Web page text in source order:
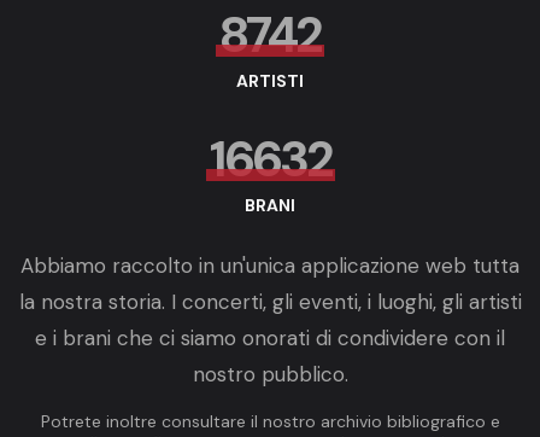
8742
ARTISTI
16632
BRANI
Abbiamo raccolto in un'unica applicazione web tutta
la nostra storia. I concerti, gli eventi, i luoghi, gli artisti
e i brani che ci siamo onorati di condividere con il
nostro pubblico.
Potrete inoltre consultare il nostro archivio bibliografico e